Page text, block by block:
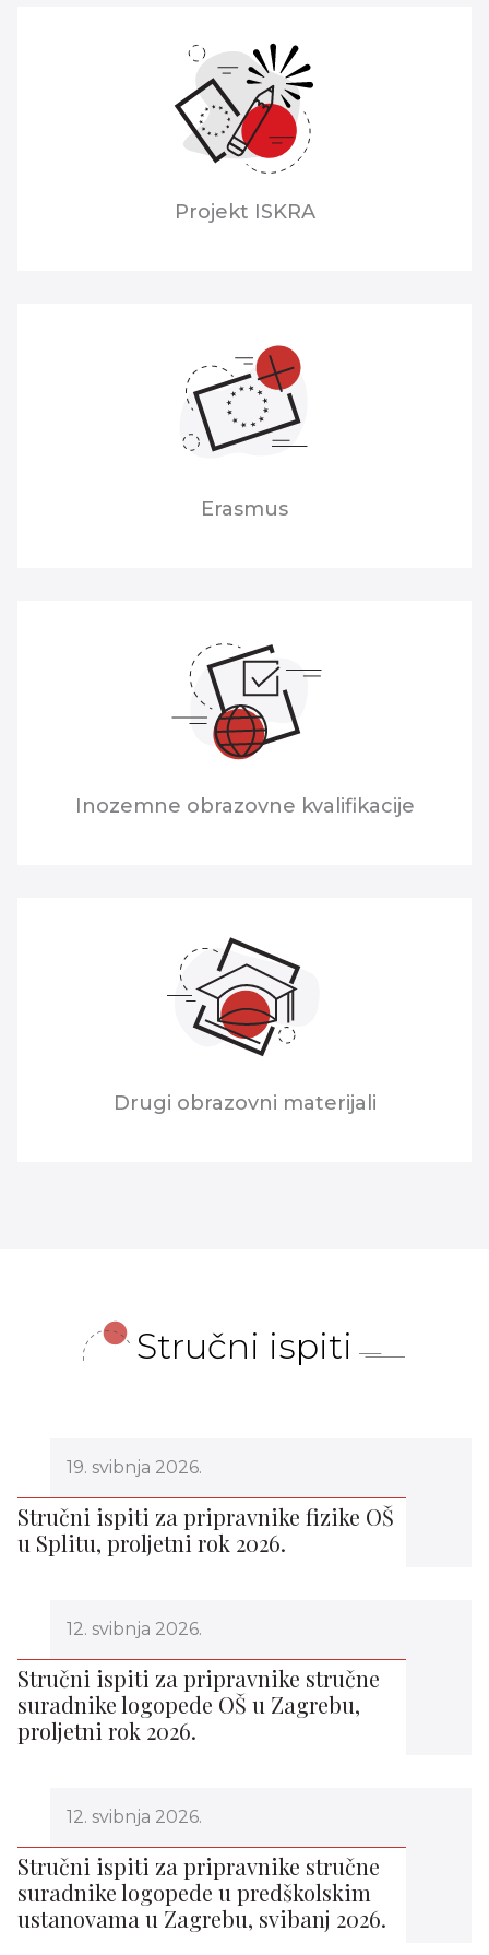
Projekt ISKRA
Erasmus
Inozemne obrazovne kvalifikacije
Drugi obrazovni materijali
Stručni ispiti
19. svibnja 2026.
Stručni ispiti za pripravnike fizike OŠ
u Splitu, proljetni rok 2026.
12. svibnja 2026.
Stručni ispiti za pripravnike stručne
suradnike logopede OŠ u Zagrebu,
proljetni rok 2026.
12. svibnja 2026.
Stručni ispiti za pripravnike stručne
suradnike logopede u predškolskim
ustanovama u Zagrebu, svibanj 2026.